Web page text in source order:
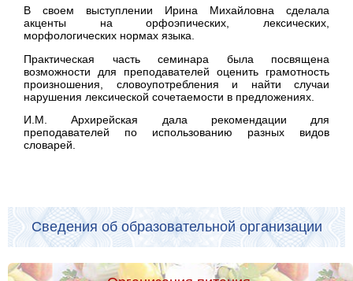
В своем выступлении Ирина Михайловна сделала
акценты на орфоэпических, лексических,
морфологических нормах языка.
Практическая часть семинара была посвящена
возможности для преподавателей оценить грамотность
произношения, словоупотребления и найти случаи
нарушения лексической сочетаемости в предложениях.
И.М. Архирейская дала рекомендации для
преподавателей по использованию разных видов
словарей.
Сведения об образовательной организации